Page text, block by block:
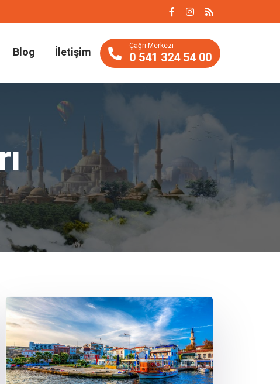
Blog İletişim
Çağrı Merkezi
0 541 324 54 00